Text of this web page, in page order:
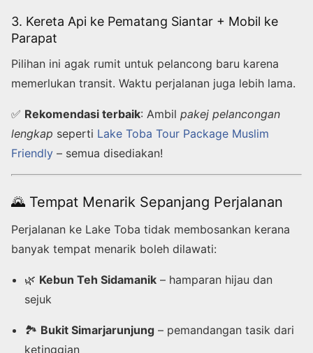
3. Kereta Api ke Pematang Siantar + Mobil ke
Parapat
Pilihan ini agak rumit untuk pelancong baru karena
memerlukan transit. Waktu perjalanan juga lebih lama.
✅ Rekomendasi terbaik: Ambil pakej pelancongan
lengkap seperti Lake Toba Tour Package Muslim
Friendly – semua disediakan!
🌄 Tempat Menarik Sepanjang Perjalanan
Perjalanan ke Lake Toba tidak membosankan kerana
banyak tempat menarik boleh dilawati:
🌿 Kebun Teh Sidamanik – hamparan hijau dan
sejuk
🏞️ Bukit Simarjarunjung – pemandangan tasik dari
ketinggian